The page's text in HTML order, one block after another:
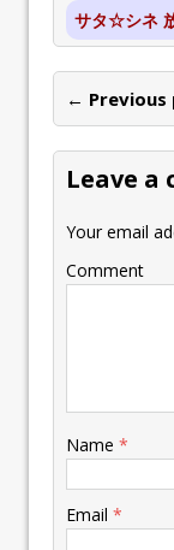
サタ☆シネ
← Previous
Leave a
Your email
Comment
Name *
Email *